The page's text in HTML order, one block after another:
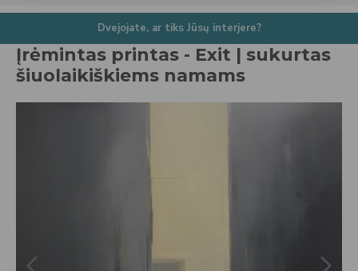
Dvejojate, ar tiks Jūsų interjere?
Įrėmintas printas - Exit | sukurtas
šiuolaikiškiems namams